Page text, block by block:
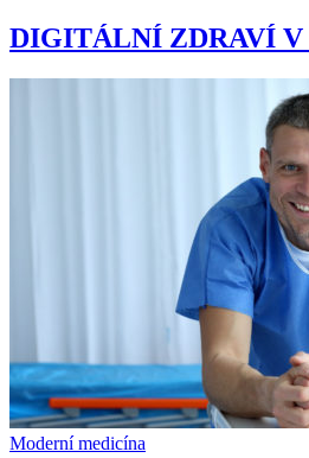
DIGITÁLNÍ ZDRAVÍ V
Moderní medicína